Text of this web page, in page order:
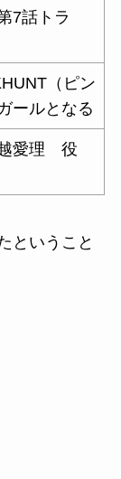
7話トラ
（ピン
ールとなる
越愛理 役
ということ